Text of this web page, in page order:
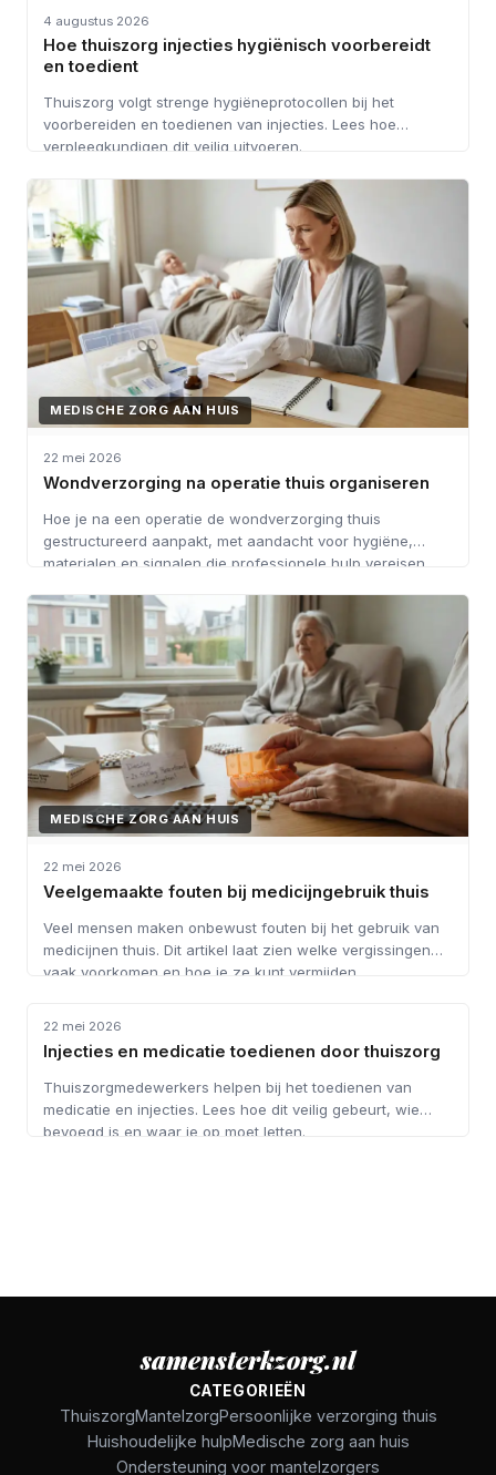
4 augustus 2026
Hoe thuiszorg injecties hygiënisch voorbereidt
en toedient
Thuiszorg volgt strenge hygiëneprotocollen bij het
voorbereiden en toedienen van injecties. Lees hoe
verpleegkundigen dit veilig uitvoeren.
MEDISCHE ZORG AAN HUIS
22 mei 2026
Wondverzorging na operatie thuis organiseren
Hoe je na een operatie de wondverzorging thuis
gestructureerd aanpakt, met aandacht voor hygiëne,
materialen en signalen die professionele hulp vereisen.
MEDISCHE ZORG AAN HUIS
22 mei 2026
Veelgemaakte fouten bij medicijngebruik thuis
Veel mensen maken onbewust fouten bij het gebruik van
medicijnen thuis. Dit artikel laat zien welke vergissingen
vaak voorkomen en hoe je ze kunt vermijden.
MEDISCHE ZORG AAN HUIS
22 mei 2026
Injecties en medicatie toedienen door thuiszorg
Thuiszorgmedewerkers helpen bij het toedienen van
medicatie en injecties. Lees hoe dit veilig gebeurt, wie
bevoegd is en waar je op moet letten.
samensterkzorg.nl
CATEGORIEËN
ThuiszorgMantelzorgPersoonlijke verzorging thuis
Huishoudelijke hulpMedische zorg aan huis
Ondersteuning voor mantelzorgers